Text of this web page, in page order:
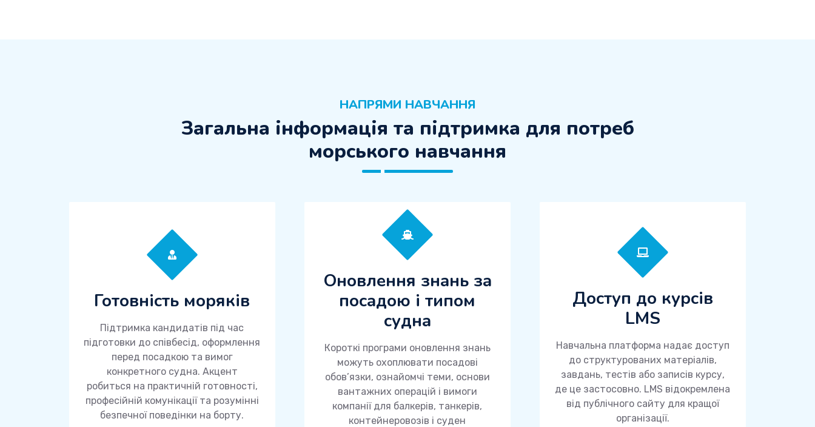
НАПРЯМИ НАВЧАННЯ
Загальна інформація та підтримка для потреб
морського навчання
Готовність моряків
Підтримка кандидатів під час
підготовки до співбесід, оформлення
перед посадкою та вимог
конкретного судна. Акцент
робиться на практичній готовності,
професійній комунікації та розумінні
безпечної поведінки на борту.
Оновлення знань за
посадою і типом
судна
Короткі програми оновлення знань
можуть охоплювати посадові
обов’язки, ознайомчі теми, основи
вантажних операцій і вимоги
компанії для балкерів, танкерів,
контейнеровозів і суден
Доступ до курсів
LMS
Навчальна платформа надає доступ
до структурованих матеріалів,
завдань, тестів або записів курсу,
де це застосовно. LMS відокремлена
від публічного сайту для кращої
організації.